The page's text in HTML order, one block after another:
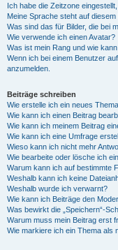
Ich habe die Zeitzone
Meine Sprache steht auf
Was sind das für Bilder, die bei
Wie verwende ich einen Avatar?
Was ist mein Rang und wie
Wenn ich bei einem Benutzer
anzumelden.
Beiträge schreiben
Wie erstelle ich ein neues
Wie kann ich einen Beitrag
Wie kann ich meinem Beitrag
Wie kann ich eine Umfrage
Wieso kann ich nicht mehr
Wie bearbeite oder lösche ich
Warum kann ich auf bestimmte
Weshalb kann ich keine
Weshalb wurde ich verwarnt?
Wie kann ich Beiträge den
Was bewirkt die „Speichern“-
Warum muss mein Beitrag erst
Wie markiere ich ein Thema als